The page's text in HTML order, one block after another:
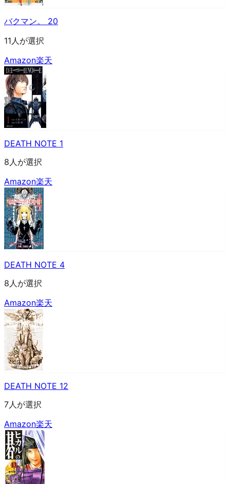
バクマン。 20
11人が選択
Amazon楽天
DEATH NOTE 1
8人が選択
Amazon楽天
DEATH NOTE 4
8人が選択
Amazon楽天
DEATH NOTE 12
7人が選択
Amazon楽天